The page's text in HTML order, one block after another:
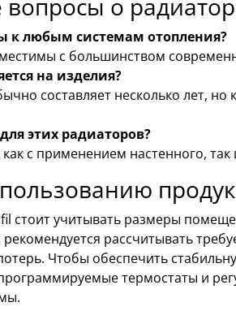
о
к любым системам отопления?
с большинством
на изделия?
составляет несколько лет, но
этих радиаторов?
с применением настенного,
стоит учитывать размеры
рассчитывать
Чтобы обеспечить
термостаты и